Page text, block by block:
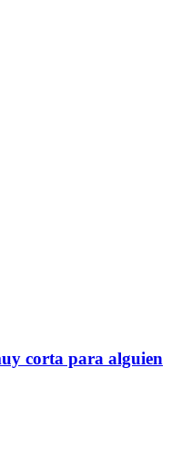
corta para alguien